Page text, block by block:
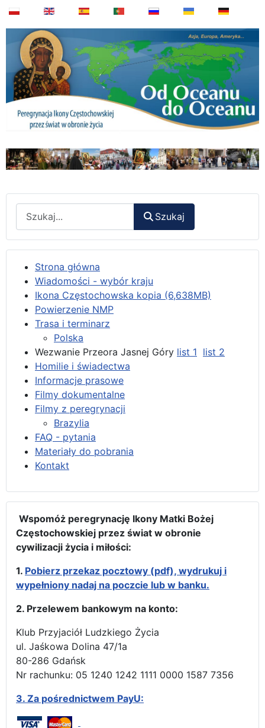
Szukaj
Strona główna
Wiadomości - wybór kraju
Ikona Częstochowska kopia (6,638MB)
Powierzenie NMP
Trasa i terminarz
Polska
Wezwanie Przeora Jasnej Góry list 1 list 2
Homilie i świadectwa
Informacje prasowe
Filmy dokumentalne
Filmy z peregrynacji
Brazylia
FAQ - pytania
Materiały do pobrania
Kontakt
Wspomóż peregrynację Ikony Matki Bożej
Częstochowskiej przez świat w obronie
cywilizacji życia i miłości:
1. Pobierz przekaz pocztowy (pdf), wydrukuj i
wypełniony nadaj na poczcie lub w banku.
2. Przelewem bankowym na konto:
Klub Przyjaciół Ludzkiego Życia
ul. Jaśkowa Dolina 47/1a
80-286 Gdańsk
Nr rachunku: 05 1240 1242 1111 0000 1587 7356
3. Za pośrednictwem PayU: